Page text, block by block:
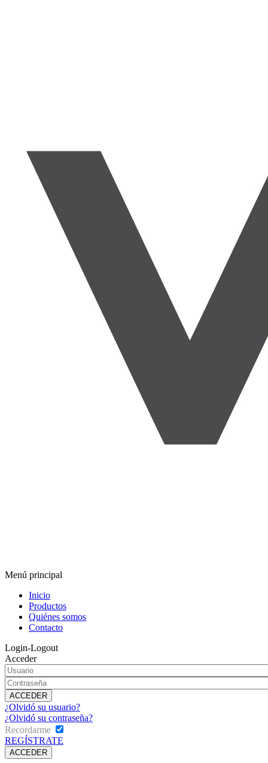
Menú principal
Inicio
Productos
Quiénes somos
Contacto
Login-Logout
Acceder
¿Olvidó su usuario?
¿Olvidó su contraseña?
Recordarme
REGÍSTRATE